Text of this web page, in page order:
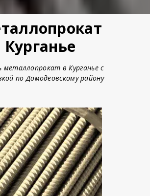
Курганье
металлопрокат в Курганье с
по Домодеовскому району